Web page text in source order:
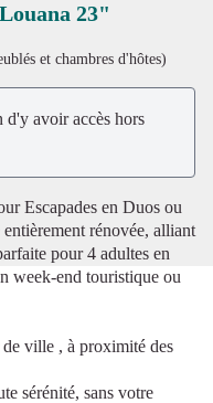
en plein écran
23"
et chambres d'hôtes)
d'y avoir accès hors
Escapades en Duos ou
rénovée, alliant
pour 4 adultes en
week-end touristique ou
ville , à proximité des
sérénité, sans votre